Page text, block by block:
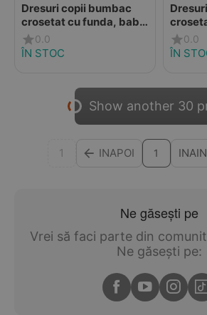
Dresuri copii bumbac
crosetat cu funda, baby
blue, Condor
0.0
ÎN STOC
,Condor
0.0
ÎN
Show another 30
1 INAPOI 1
Ne găsești pe
Vrei să faci parte din
Ne găsești pe: